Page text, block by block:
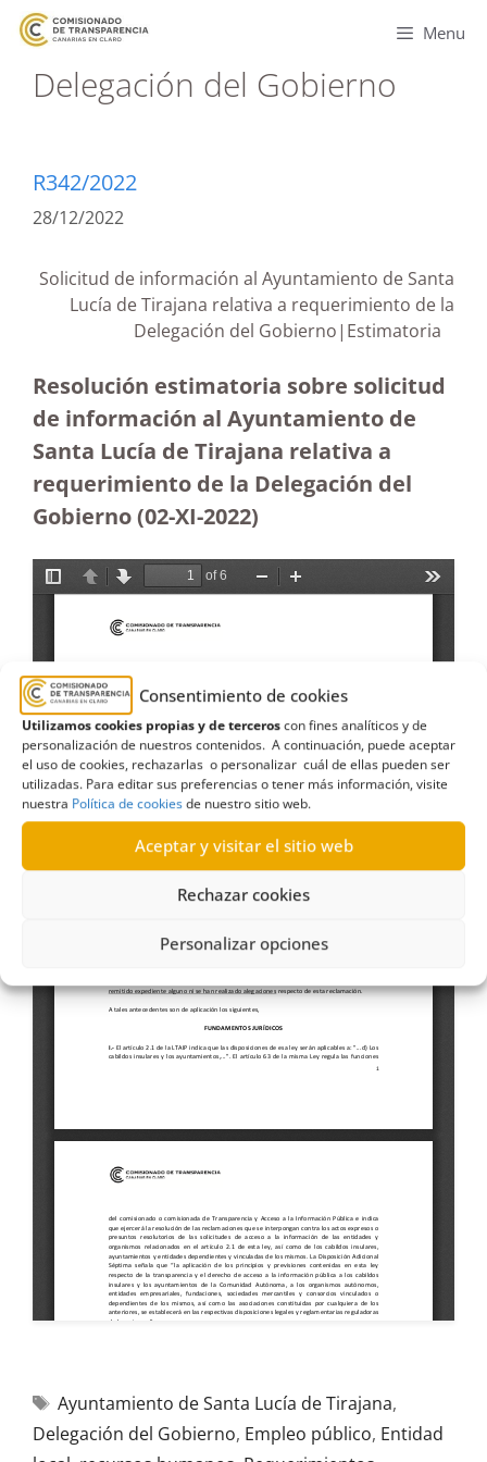
Consentimiento de cookies
Utilizamos cookies propias y de terceroscon fines analíticos y de
personalización de nuestros contenidos. A continuación, puede aceptar
el uso de cookies, rechazarlas o personalizar cuál de ellas pueden ser
utilizadas. Para editar sus preferencias o tener más información, visite
nuestra Política de cookiesde nuestro sitio web.
Aceptar y visitar el sitio web
Rechazar cookies
Personalizar opciones
Menu
Delegación del Gobierno
R342/2022
28/12/2022
Solicitud de información al Ayuntamiento de Santa
Lucía de Tirajana relativa a requerimiento de la
Delegación del Gobierno|Estimatoria
Resolución estimatoria sobre solicitud
de información al Ayuntamiento de
Santa Lucía de Tirajana relativa a
requerimiento de la Delegación del
Gobierno (02-XI-2022)
Ayuntamiento de Santa Lucía de Tirajana,
Delegación del Gobierno, Empleo público, Entidad